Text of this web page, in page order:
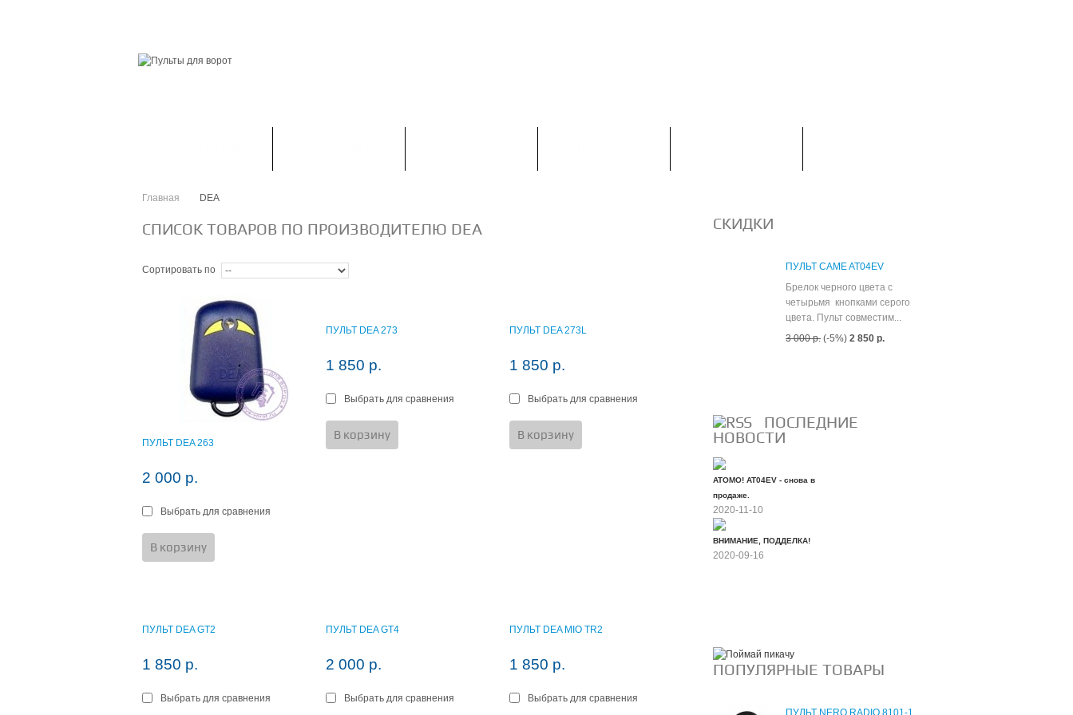
Главная
DEA
СПИСОК ТОВАРОВ ПО ПРОИЗВОДИТЕЛЮ DEA
Сортировать по
ПУЛЬТ DEA 263
2 000 р.
Выбрать для сравнения
В корзину
ПУЛЬТ DEA 273
1 850 р.
Выбрать для сравнения
В корзину
ПУЛЬТ DEA 273L
1 850 р.
Выбрать для сравнения
В корзину
ПУЛЬТ DEA GT2
1 850 р.
Выбрать для сравнения
ПУЛЬТ DEA GT4
2 000 р.
Выбрать для сравнения
ПУЛЬТ DEA MIO TR2
1 850 р.
Выбрать для сравнения
СКИДКИ
ПУЛЬТ CAME AT04EV
Брелок черного цвета с
четырьмя кнопками серого
цвета. Пульт совместим...
3 000 р. (-5%) 2 850 р.
ПОСЛЕДНИЕ
НОВОСТИ
ATOMO! AT04EV - снова в
продаже.
2020-11-10
ВНИМАНИЕ, ПОДДЕЛКА!
2020-09-16
ПОПУЛЯРНЫЕ ТОВАРЫ
ПУЛЬТ NERO RADIO 8101-1